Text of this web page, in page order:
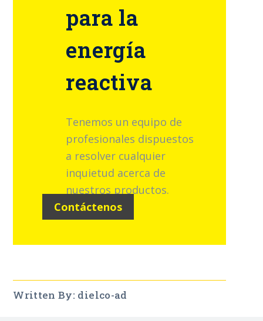
para la
energía
reactiva
Tenemos un equipo de
profesionales dispuestos
a resolver cualquier
inquietud acerca de
nuestros productos.
Contáctenos
Written By: dielco-ad